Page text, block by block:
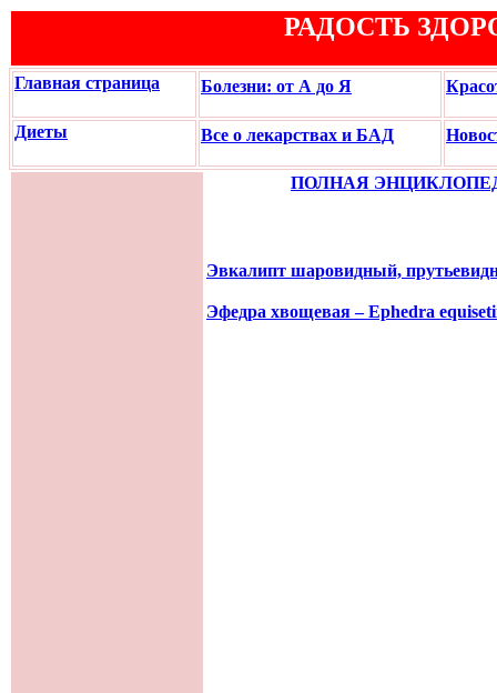
РАДОСТЬ
Главная страница Болезни: от А до Я
Диеты Все о лекарствах и БАД
ПОЛНАЯ
Эвкалипт шаровидный,
Эфедра хвощевая– Ephedra